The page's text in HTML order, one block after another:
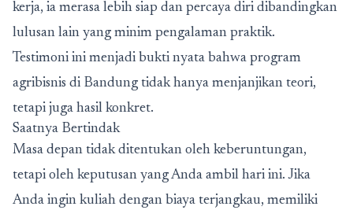
kerja, ia merasa lebih siap dan percaya diri dibandingkan
lulusan lain yang minim pengalaman praktik.
Testimoni ini menjadi bukti nyata bahwa program
agribisnis di Bandung tidak hanya menjanjikan teori,
tetapi juga hasil konkret.
Saatnya Bertindak
Masa depan tidak ditentukan oleh keberuntungan,
tetapi oleh keputusan yang Anda ambil hari ini. Jika
Anda ingin kuliah dengan biaya terjangkau, memiliki